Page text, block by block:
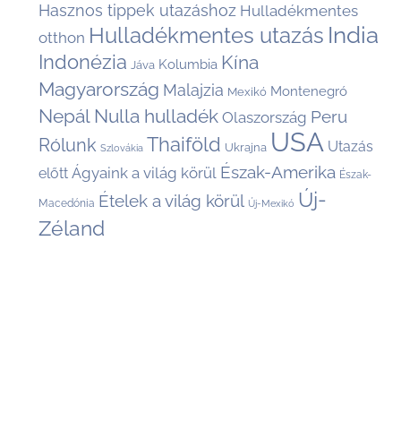
Hasznos tippek utazáshoz Hulladékmentes
otthon Hulladékmentes utazás India
Indonézia Jáva Kolumbia Kína
Magyarország Malajzia Mexikó Montenegró
Nepál Nulla hulladék Olaszország Peru
Rólunk Szlovákia Thaiföld Ukrajna USA Utazás
előtt Ágyaink a világ körül Észak-Amerika Észak-
Macedónia Ételek a világ körül Új-Mexikó Új-
Zéland